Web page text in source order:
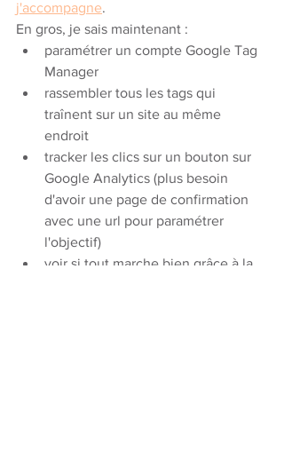
j'accompagne.
En gros, je sais maintenant :
paramétrer un compte Google Tag
Manager
rassembler tous les tags qui
traînent sur un site au même
endroit
tracker les clics sur un bouton sur
Google Analytics (plus besoin
d'avoir une page de confirmation
avec une url pour paramétrer
l'objectif)
voir si tout marche bien grâce à la